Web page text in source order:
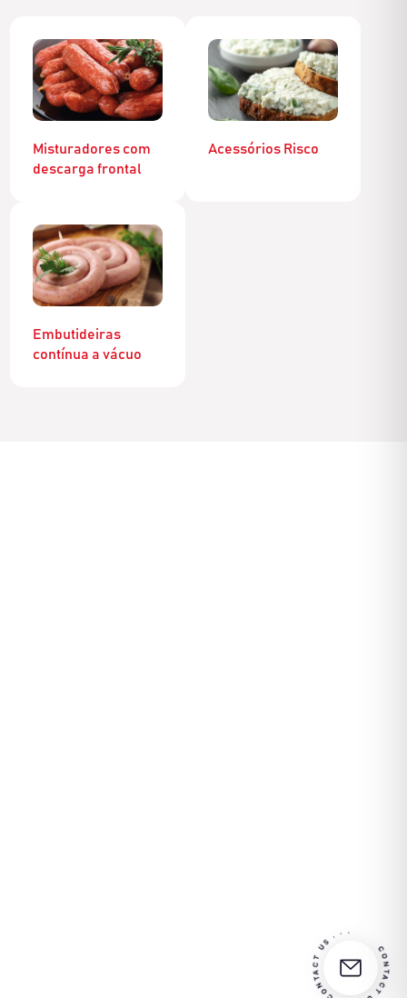
Misturadores com
descarga frontal
Acessórios Risco
Embutideiras
contínua a vácuo
CONTACT US · · · CONTACT US · · ·